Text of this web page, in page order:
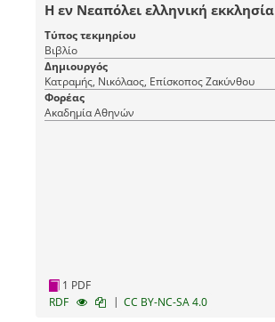
Η εν Νεαπόλει ελληνική εκκλησία
Τύπος τεκμηρίου
Βιβλίο
Δημιουργός
Κατραμής, Νικόλαος, Επίσκοπος Ζακύνθου
Φορέας
Ακαδημία Αθηνών
1 PDF
RDF
| CC BY-NC-SA 4.0